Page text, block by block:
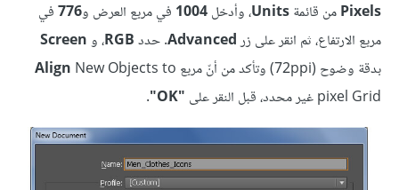
Pixelsمن قائمةUnits، وأدخل1004 في مربع العرض و776في
مربع الارتفاع، ثم انقر على زرAdvanced. حددRGB، وScreen
بدقة وضوح (72ppi) وتأكد من أنّ مربع
Align New Objects to
pixel Grid غير محدد، قبل النقر على
"OK"
.